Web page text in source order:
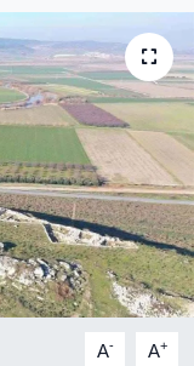
A- A+